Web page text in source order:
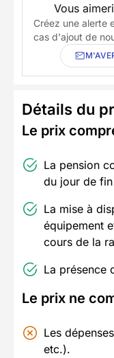
Vous
Créez une alerte
cas d'ajout de
Détails du
Le prix
La pension
du jour de
La mise à
équipement
cours de la
La présence
Le prix ne
Les
etc.).